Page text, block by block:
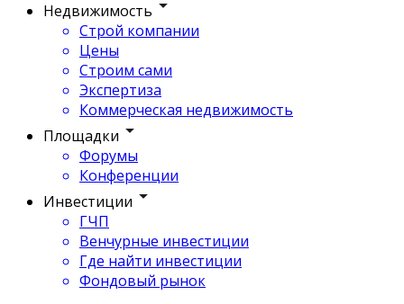
Недвижимость
Строй компании
Цены
Строим сами
Экспертиза
Коммерческая недвижимость
Площадки
Форумы
Конференции
Инвестиции
ГЧП
Венчурные инвестиции
Где найти инвестиции
Фондовый рынок